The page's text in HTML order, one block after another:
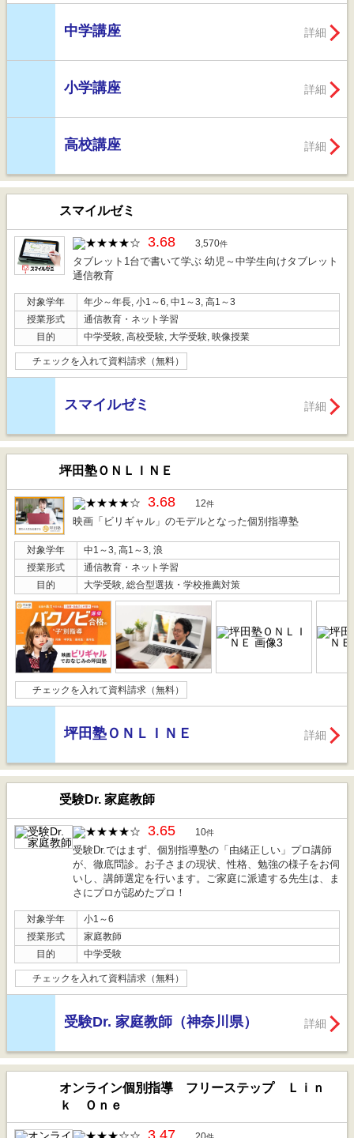
中学講座 詳細
小学講座 詳細
高校講座 詳細
スマイルゼミ
3.68 3,570件
タブレット1台で書いて学ぶ 幼児～中学生向けタブレット
通信教育
対象学年
年少～年長, 小1～6, 中1～3, 高1～3
授業形式
通信教育・ネット学習
目的
中学受験, 高校受験, 大学受験, 映像授業
チェックを入れて資料請求（無料）
スマイルゼミ 詳細
坪田塾ＯＮＬＩＮＥ
3.68 12件
映画「ビリギャル」のモデルとなった個別指導塾
対象学年
中1～3, 高1～3, 浪
授業形式
通信教育・ネット学習
目的
大学受験, 総合型選抜・学校推薦対策
チェックを入れて資料請求（無料）
坪田塾ＯＮＬＩＮＥ 詳細
受験Dr. 家庭教師
3.65 10件
受験Dr.ではまず、個別指導塾の「由緒正しい」プロ講師
が、徹底問診。お子さまの現状、性格、勉強の様子をお伺
いし、講師選定を行います。ご家庭に派遣する先生は、ま
さにプロが認めたプロ！
対象学年
小1～6
授業形式
家庭教師
目的
中学受験
チェックを入れて資料請求（無料）
受験Dr. 家庭教師（神奈川県） 詳細
オンライン個別指導 フリーステップ Ｌｉｎ
ｋ Ｏｎｅ
3.47